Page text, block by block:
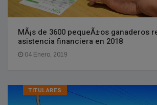
MÃ¡s de 3600 pequeÃ±os ganaderos
asistencia financiera en 2018
04 Enero, 2019
TITULARES